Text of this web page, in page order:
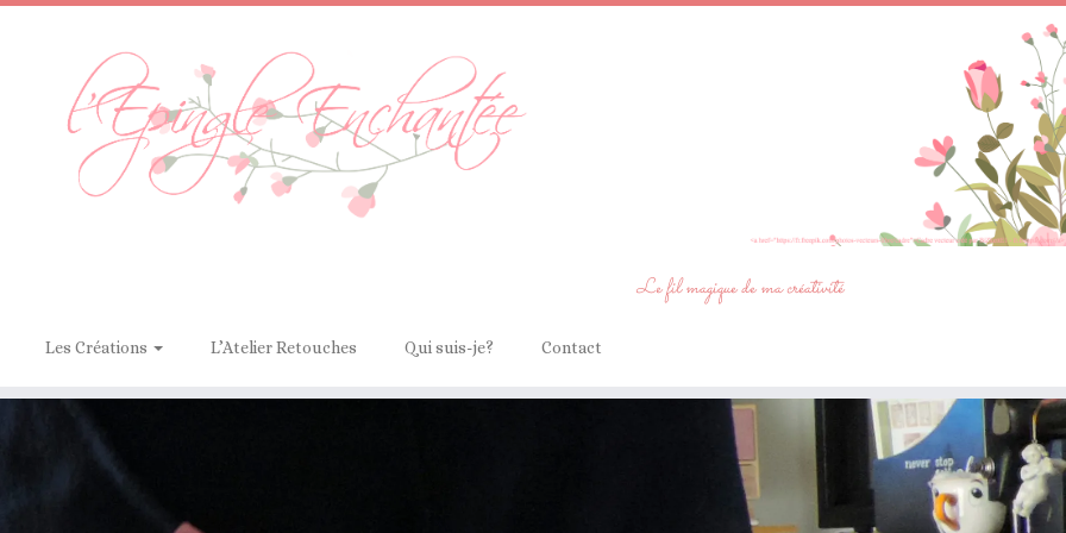
Le fil magique de ma créativité
Les Créations L’Atelier Retouches Qui suis-je? Contact